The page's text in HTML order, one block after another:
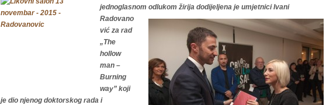
jednoglasnom odlukom žirija dodijeljena je umjetniciIvani
Radovano
vić za rad
„The
hollow
man –
Burning
way” koji
je dio njenog doktorskog rada i